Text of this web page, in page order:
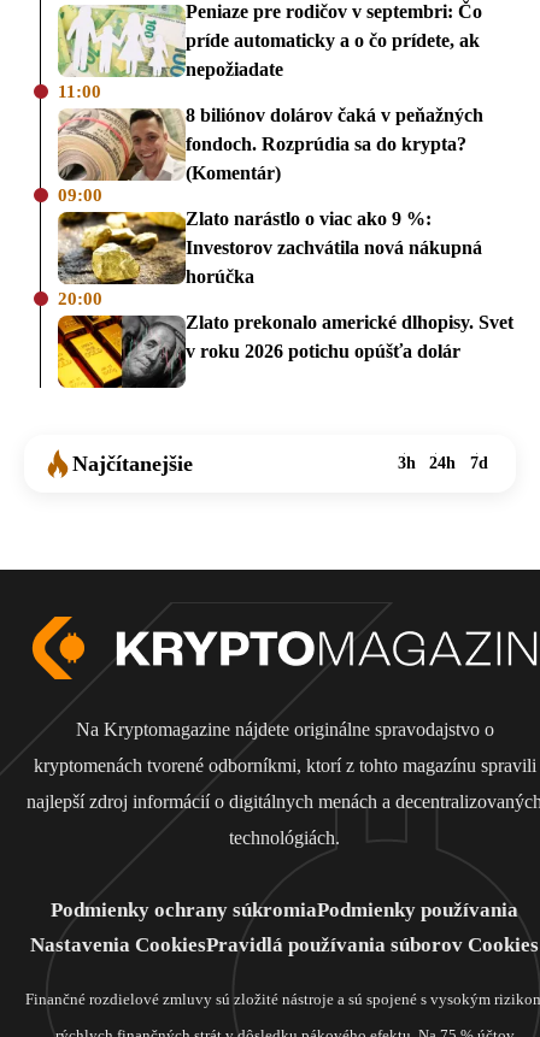
Peniaze pre rodičov v septembri: Čo
príde automaticky a o čo prídete, ak
nepožiadate
11:00
8 biliónov dolárov čaká v peňažných
fondoch. Rozprúdia sa do krypta?
(Komentár)
09:00
Zlato narástlo o viac ako 9 %:
Investorov zachvátila nová nákupná
horúčka
20:00
Zlato prekonalo americké dlhopisy. Svet
v roku 2026 potichu opúšťa dolár
Najčítanejšie 3h 24h 7d
Na Kryptomagazine nájdete originálne spravodajstvo o
kryptomenách tvorené odborníkmi, ktorí z tohto magazínu spravili
najlepší zdroj informácií o digitálnych menách a
technológiách.
Podmienky ochrany súkromiaPodmienky používania
Nastavenia CookiesPravidlá používania súborov Cookies
Finančné rozdielové zmluvy sú zložité nástroje a sú spojené s vysokým